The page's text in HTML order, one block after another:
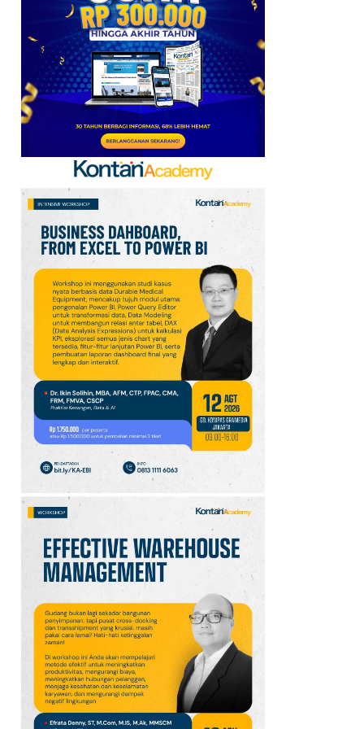
Baru, Ini Daftar 54
Saham HSC BEI per 6
Agustus 2026
7
UEFA hingga Luis Figo,
Ini Daftar Pihak yang
Menentang Gianni
Infantino
8
Krisis Migrasi Ancam
Status Maroko sebagai
Tuan Rumah Piala Dunia
2030
Promo Super Hemat
Indomaret 6–19 Agustus
2026, Diskon Kebutuhan
Rumah hingga 40%
10 Jadwal Persija vs Arema
FC Perebutan Juara 3
Piala Presiden 2026,
Kick-off Sore Ini